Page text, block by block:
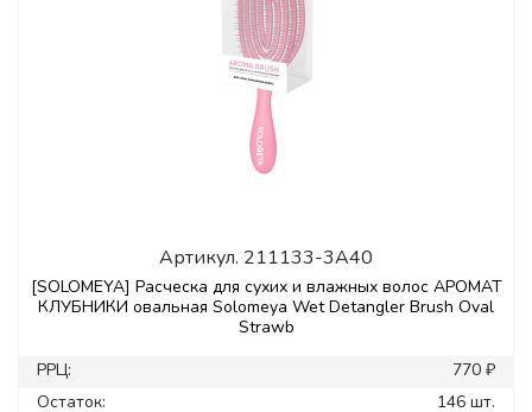
Артикул. 211133-3A40
[SOLOMEYA] Расческа для сухих и влажных волос АРОМАТ
КЛУБНИКИ овальная Solomeya Wet Detangler Brush Oval
Strawb
РРЦ:
770 ₽
Остаток:
146 шт.